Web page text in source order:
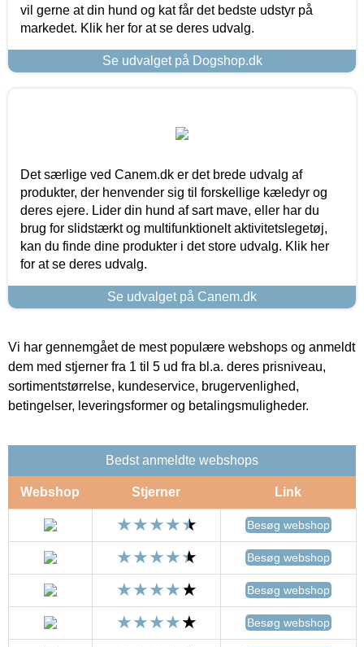
vil gerne at din hund og kat får det bedste udstyr på
markedet. Klik her for at se deres udvalg.
Se udvalget på Dogshop.dk
Det særlige ved Canem.dk er det brede udvalg af
produkter, der henvender sig til forskellige kæledyr og
deres ejere. Lider din hund af sart mave, eller har du
brug for slidstærkt og multifunktionelt aktivitetslegetøj,
kan du finde dine produkter i det store udvalg. Klik her
for at se deres udvalg.
Se udvalget på Canem.dk
Vi har gennemgået de mest populære webshops og anmeldt
dem med stjerner fra 1 til 5 ud fra bl.a. deres prisniveau,
sortimentstørrelse, kundeservice, brugervenlighed,
betingelser, leveringsformer og betalingsmuligheder.
Bedst anmeldte webshops
Webshop Stjerner Link
Besøg webshop
Besøg webshop
Besøg webshop
Besøg webshop